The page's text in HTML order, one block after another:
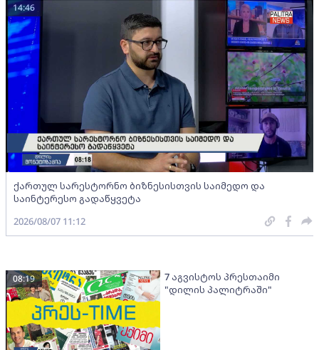
ქართულ სარესტორნო ბიზნესისთვის საიმედო და
საინტერესო გადაწყვეტა
14:46
2026/08/07 11:12
7 აგვისტოს პრესთაიმი
"დილის პალიტრაში"
08:19